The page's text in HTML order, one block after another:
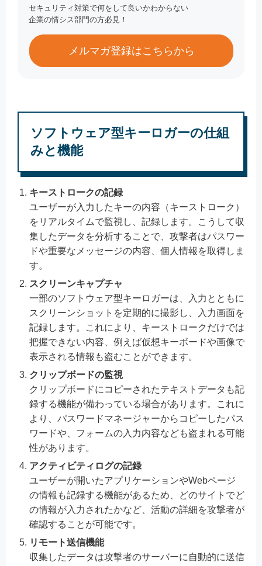
セキュリティ対策で何をして良いかわからない
企業の情シス部門の方必見！
メルマガ登録はこちらから
ソフトウェア型キーロガーの仕組
みと機能
キーストロークの記録
ユーザーが入力したキーの内容（キーストローク）
をリアルタイムで監視し、記録します。こうして収
集したデータを分析することで、攻撃者はパスワー
ドや重要なメッセージの内容、個人情報を取得しま
す。
スクリーンキャプチャ
一部のソフトウェア型キーロガーは、入力とともに
スクリーンショットを定期的に撮影し、入力画面を
記録します。これにより、キーストロークだけでは
把握できない内容、例えば仮想キーボードや画像で
表示される情報も盗むことができます。
クリップボードの監視
クリップボードにコピーされたテキストデータも記
録する機能が備わっている場合があります。これに
より、パスワードマネージャーからコピーしたパス
ワードや、フォームの入力内容なども盗まれる可能
性があります。
アクティビティログの記録
ユーザーが開いたアプリケーションやWebページ
の情報も記録する機能があるため、どのサイトでど
の情報が入力されたかなど、活動の詳細を攻撃者が
確認することが可能です。
リモート送信機能
収集したデータは攻撃者のサーバーに自動的に送信